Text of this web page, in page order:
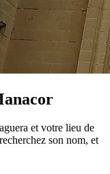
et votre lieu de
son nom, et